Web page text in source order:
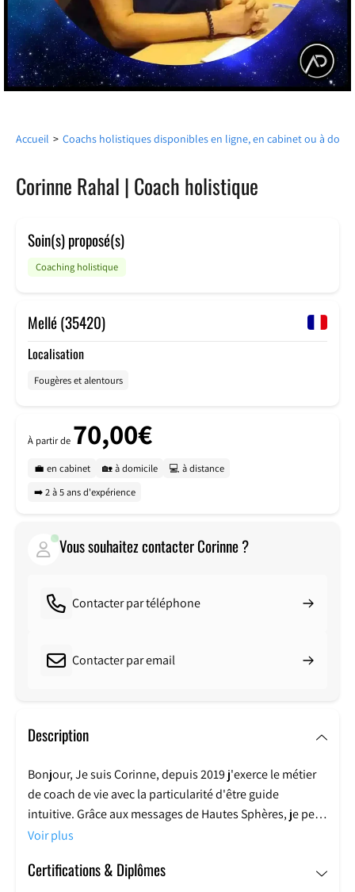
Accueil > Coachs holistiques disponibles en ligne, en cabinet ou à
Corinne Rahal | Coach holistique
Soin(s) proposé(s)
Coaching holistique
Mellé (35420)
Localisation
Fougères et alentours
À partir de 70,00€
💼 en cabinet 🏡 à domicile
💻 à distance
➡️ 2 à 5 ans d'expérience
Vous souhaitez contacter Corinne ?
Contacter par téléphone
Contacter par email
Description
Bonjour, Je suis Corinne, depuis 2019 j'exerce le métier
de coach de vie avec la particularité d'être guide
intuitive. Grâce aux messages de Hautes Sphères, je peux
transmettre des messages aux personnes que
Voir plus
Certifications & Diplômes